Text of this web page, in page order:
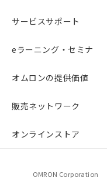
サービスサポート
eラーニング・セミナ
オムロンの提供価値
販売ネットワーク
オンラインストア
OMRON Corporation